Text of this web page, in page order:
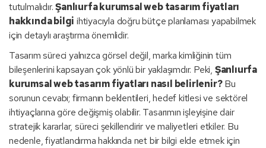
tutulmalıdır.Şanlıurfa kurumsal web tasarım fiyatları
hakkında bilgi ihtiyacıyla doğru bütçe planlaması yapabilmek
için detaylı araştırma önemlidir.
Tasarım süreci yalnızca görsel değil, marka kimliğinin tüm
bileşenlerini kapsayan çok yönlü bir yaklaşımdır. Peki, Şanlıurfa
kurumsal web tasarım fiyatları nasıl belirlenir?Bu
sorunun cevabı; firmanın beklentileri, hedef kitlesi ve sektörel
ihtiyaçlarına göre değişmiş olabilir. Tasarımın işleyişine dair
stratejik kararlar, süreci şekillendirir ve maliyetleri etkiler. Bu
nedenle, fiyatlandırma hakkında net bir bilgi elde etmek için